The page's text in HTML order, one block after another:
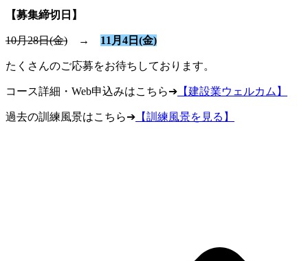
【募集締切日】
10月28日(金) → 11月4日(金)
たくさんのご応募をお待ちしております。
コース詳細・Web申込みはこちら➔ 【建設業ウェルカム】
過去の訓練風景はこちら➔ 【訓練風景を見る】